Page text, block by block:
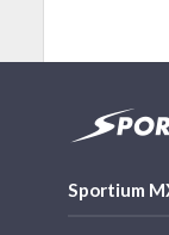
Sportium